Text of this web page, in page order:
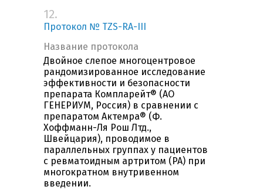
12.
Протокол № TZS-RA-III
Название протокола
Двойное слепое многоцентровое
рандомизированное исследование
эффективности и безопасности
препарата Компларейт® (АО
ГЕНЕРИУМ, Россия) в сравнении с
препаратом Актемра® (Ф.
Хоффманн-Ля Рош Лтд.,
Швейцария), проводимое в
параллельных группах у пациентов
с ревматоидным артритом (РА) при
многократном внутривенном
введении.